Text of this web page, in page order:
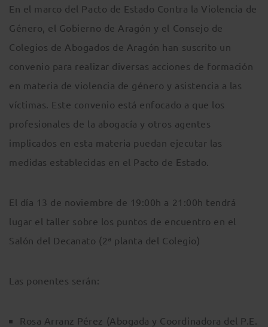
En el marco del Pacto de Estado Contra la Violencia de
Género, el Gobierno de Aragón y el Consejo de
Colegios de Abogados de Aragón han suscrito un
convenio para realizar diversas acciones de formación
en materia de violencia de género y asistencia a las
víctimas. Este convenio está enfocado a que los
profesionales de la abogacía y otros agentes
implicados en esta materia puedan ejecutar las
medidas establecidas en el Pacto de Estado.
El día 13 de noviembre de 19:00h a 21:00h tendrá
lugar el taller sobre los puntos de encuentro en el
Salón del Decanato (2ª planta del Colegio)
Las ponentes serán:
Rosa Arranz Pérez (Abogada y Coordinadora del P.E.